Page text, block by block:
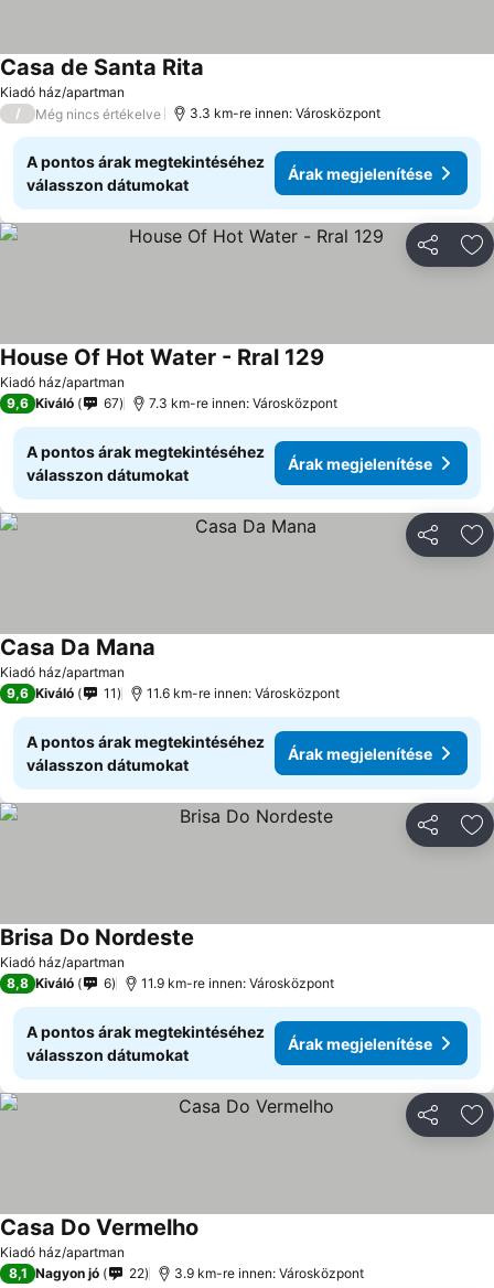
Kiadó ház/apartman
Casa de Santa Rita
/ Még nincs értékelve 3.3 km-re innen: Városközpont
A pontos árak megtekintéséhez
válasszon dátumokat
Árak megjelenítése
Kiadó ház/apartman
House Of Hot Water - Rral 129
9,6 Kiváló 67 7.3 km-re innen: Városközpont
A pontos árak megtekintéséhez
válasszon dátumokat
Árak megjelenítése
Kiadó ház/apartman
Casa Da Mana
9,6 Kiváló 11 11.6 km-re innen: Városközpont
A pontos árak megtekintéséhez
válasszon dátumokat
Árak megjelenítése
Kiadó ház/apartman
Brisa Do Nordeste
8,8 Kiváló 6 11.9 km-re innen: Városközpont
A pontos árak megtekintéséhez
válasszon dátumokat
Árak megjelenítése
Kiadó ház/apartman
Casa Do Vermelho
8,1 Nagyon jó 22 3.9 km-re innen: Városközpont